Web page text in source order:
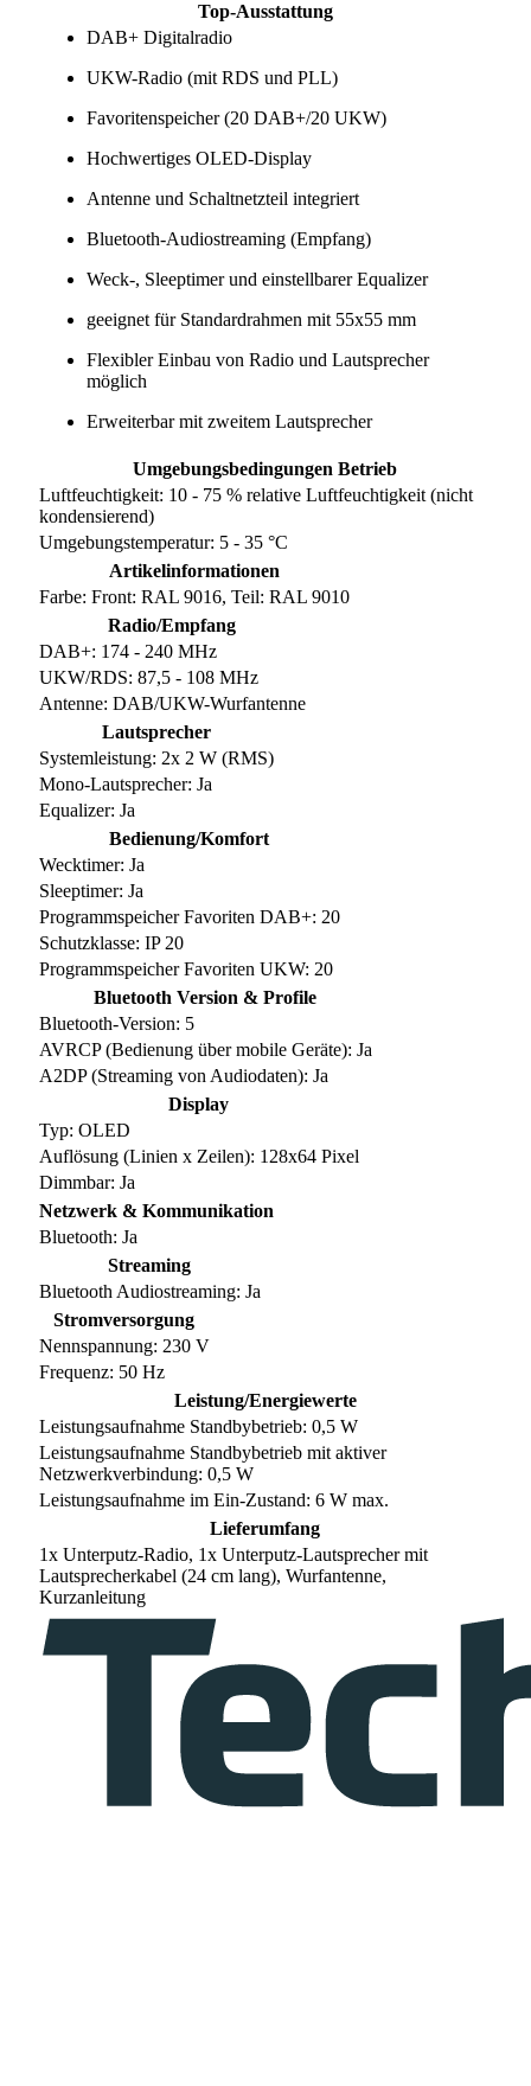
Top-Ausstattung
DAB+ Digitalradio
UKW-Radio (mit RDS und PLL)
Favoritenspeicher (20 DAB+/20 UKW)
Hochwertiges OLED-Display
Antenne und Schaltnetzteil integriert
Bluetooth-Audiostreaming (Empfang)
Weck-, Sleeptimer und einstellbarer Equalizer
geeignet für Standardrahmen mit 55x55 mm
Flexibler Einbau von Radio und Lautsprecher
möglich
Erweiterbar mit zweitem Lautsprecher
Umgebungsbedingungen Betrieb
Luftfeuchtigkeit: 10 - 75 % relative Luftfeuchtigkeit (nicht
kondensierend)
Umgebungstemperatur: 5 - 35 °C
Artikelinformationen
Farbe: Front: RAL 9016, Teil: RAL 9010
Radio/Empfang
DAB+: 174 - 240 MHz
UKW/RDS: 87,5 - 108 MHz
Antenne: DAB/UKW-Wurfantenne
Lautsprecher
Systemleistung: 2x 2 W (RMS)
Mono-Lautsprecher: Ja
Equalizer: Ja
Bedienung/Komfort
Wecktimer: Ja
Sleeptimer: Ja
Programmspeicher Favoriten DAB+: 20
Schutzklasse: IP 20
Programmspeicher Favoriten UKW: 20
Bluetooth Version & Profile
Bluetooth-Version: 5
AVRCP (Bedienung über mobile Geräte): Ja
A2DP (Streaming von Audiodaten): Ja
Display
Typ: OLED
Auflösung (Linien x Zeilen): 128x64 Pixel
Dimmbar: Ja
Netzwerk & Kommunikation
Bluetooth: Ja
Streaming
Bluetooth Audiostreaming: Ja
Stromversorgung
Nennspannung: 230 V
Frequenz: 50 Hz
Leistung/Energiewerte
Leistungsaufnahme Standbybetrieb: 0,5 W
Leistungsaufnahme Standbybetrieb mit aktiver
Netzwerkverbindung: 0,5 W
Leistungsaufnahme im Ein-Zustand: 6 W max.
Lieferumfang
1x Unterputz-Radio, 1x Unterputz-Lautsprecher mit
Lautsprecherkabel (24 cm lang), Wurfantenne,
Kurzanleitung